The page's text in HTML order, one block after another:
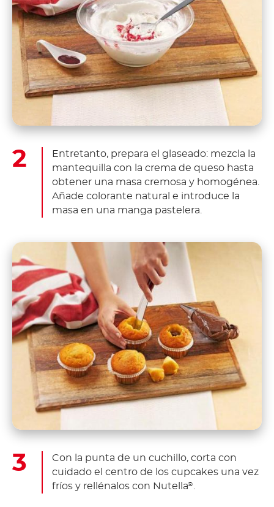
Entretanto, prepara el glaseado: mezcla la
mantequilla con la crema de queso hasta
obtener una masa cremosa y homogénea.
Añade colorante natural e introduce la
masa en una manga pastelera.
Con la punta de un cuchillo, corta con
cuidado el centro de los cupcakes una vez
fríos y rellénalos con Nutella® .